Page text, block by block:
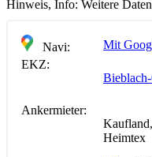
Hinweis, Info: Weitere
Navi:
Mit
EKZ:
Ankermieter:
Heimtex